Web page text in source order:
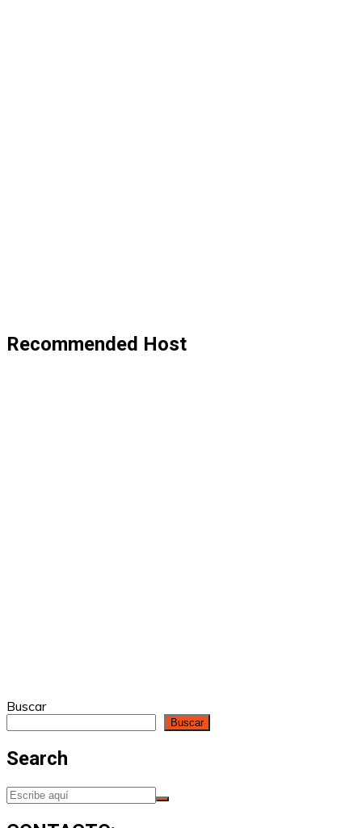
Recommended Host
Buscar
Buscar
Search